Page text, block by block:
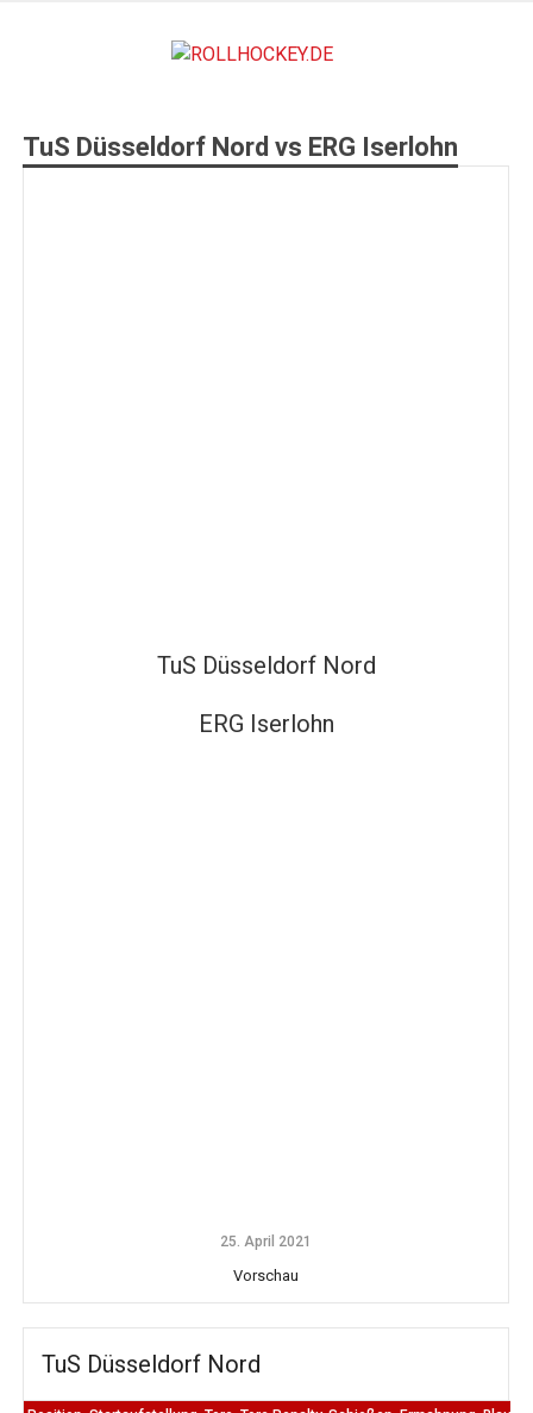
TuS Düsseldorf Nord vs ERG Iserlohn
TuS Düsseldorf Nord
ERG Iserlohn
25. April 2021
Vorschau
TuS Düsseldorf Nord